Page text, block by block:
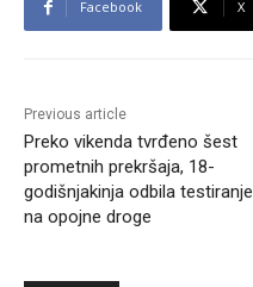
Facebook X
Previous article
Preko vikenda tvrđeno šest
prometnih prekršaja, 18-
godišnjakinja odbila testiranje
na opojne droge